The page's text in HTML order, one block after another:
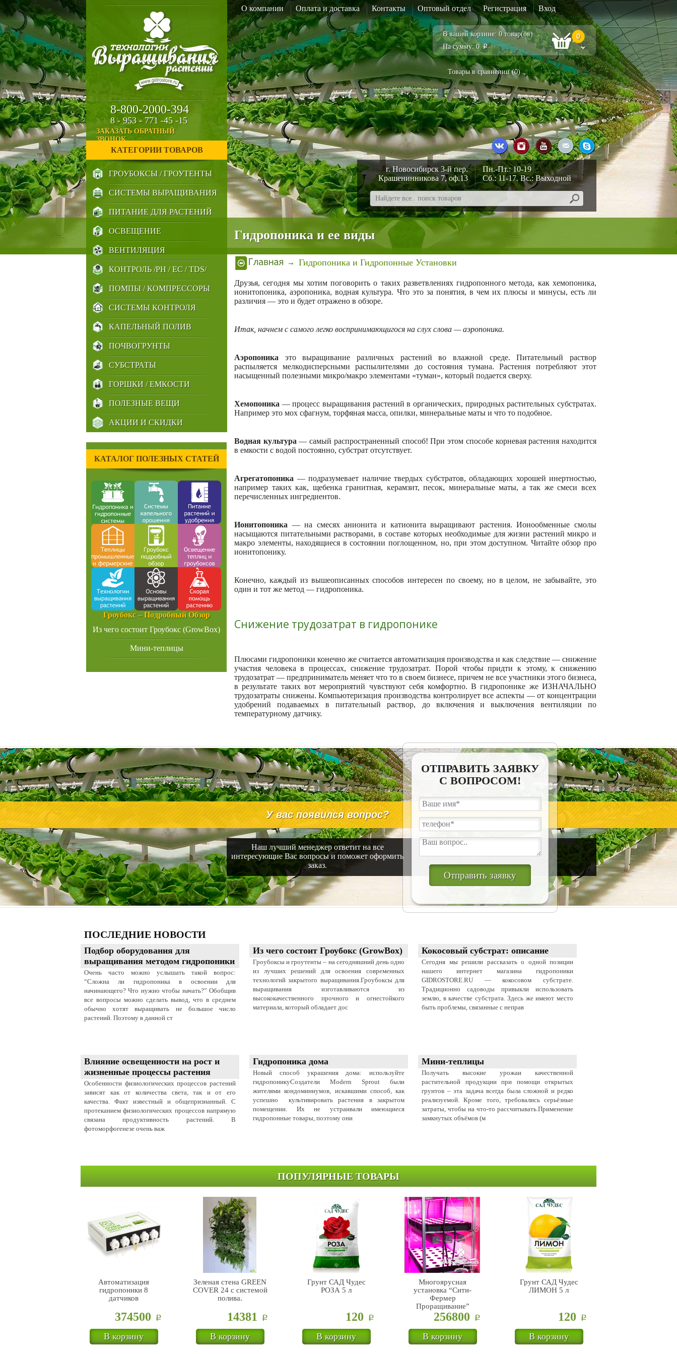
8-800-2000-394
8 - 953 - 771 -45 -15
ЗАКАЗАТЬ ОБРАТНЫЙ
ЗВОНОК
О компании Оплата и доставка Контакты Оптовый отдел Регистрация Вход
В вашей корзине: 0 товар(ов)
На сумму: 0Р
0
Товары в сравнении (0)
г. Новосибирск 3-й пер.
Крашенинникова 7, оф.13
Пн.-Пт.: 10-19
Сб.: 11-17. Вс.: Выходной
КАТЕГОРИИ ТОВАРОВ
ГРОУБОКСЫ / ГРОУТЕНТЫ
СИСТЕМЫ ВЫРАЩИВАНИЯ
ПИТАНИЕ ДЛЯ РАСТЕНИЙ
ОСВЕЩЕНИЕ
ВЕНТИЛЯЦИЯ
КОНТРОЛЬ /PH / EC / TDS/
ПОМПЫ / КОМПРЕССОРЫ
СИСТЕМЫ КОНТРОЛЯ
КАПЕЛЬНЫЙ ПОЛИВ
ПОЧВОГРУНТЫ
СУБСТРАТЫ
ГОРШКИ / ЕМКОСТИ
ПОЛЕЗНЫЕ ВЕЩИ
АКЦИИ И СКИДКИ
КАТАЛОГ ПОЛЕЗНЫХ СТАТЕЙ
Гроубокс – Подробный Обзор
Из чего состоит Гроубокс (GrowBox)
Мини-теплицы
Гидропоника и ее виды
Гидропоника и Гидропонные Установки
Друзья, сегодня мы хотим поговорить о таких разветвлениях гидропонного метода, как хемопоника,
ионитопоника, аэропоника, водная культура. Что это за понятия, в чем их плюсы и минусы, есть ли
различия — это и будет отражено в обзоре.
Итак, начнем с самого легко воспринимающигося на слух слова — аэропоника.
Аэропоника это выращивание различных растений во влажной среде. Питательный раствор
распыляется мелкодисперсными распылителями до состояния тумана. Растения потребляют этот
насыщенный полезными микро/макро элементами «туман», который подается сверху.
Хемопоника — процесс выращивания растений в органических, природных растительных субстратах.
Например это мох сфагнум, торфяная масса, опилки, минеральные маты и что то подобное.
Водная культура — самый распространенный способ! При этом способе корневая растения находится
в емкости с водой постоянно, субстрат отсутствует.
Агрегатопоника — подразумевает наличие твердых субстратов, обладающих хорошей инертностью,
например таких как, щебенка гранитная, керамзит, песок, минеральные маты, а так же смеси всех
перечисленных ингредиентов.
Ионитопоника — на смесях анионита и катионита выращивают растения. Ионообменные смолы
насыщаются питательными растворами, в составе которых необходимые для жизни растений микро и
макро элементы, находящиеся в состоянии поглощенном, но, при этом доступном. Читайте обзор про
ионитопонику.
Конечно, каждый из вышеописанных способов интересен по своему, но в целом, не забывайте, это
один и тот же метод — гидропоника.
Снижение трудозатрат в гидропонике
Плюсами гидропоники конечно же считается автоматизация производства и как следствие — снижение
участия человека в процессах, снижение трудозатрат. Порой чтобы придти к этому, к снижению
трудозатрат — предприниматель меняет что то в своем бизнесе, причем не все участники этого бизнеса,
в результате таких вот мероприятий чувствуют себя комфортно. В гидропонике же ИЗНАЧАЛЬНО
трудозатраты снижены. Компьютеризация производства контролирует все аспекты — от концентрации
удобрений подаваемых в питательный раствор, до включения и выключения вентиляции по
температурному датчику.
У вас появился вопрос?
Наш лучший менеджер ответит на все
интересующие Вас вопросы и поможет оформить
заказ.
ОТПРАВИТЬ ЗАЯВКУ
С ВОПРОСОМ!
Отправить заявку
ПОСЛЕДНИЕ НОВОСТИ
Подбор оборудования для
выращивания методом гидропоники
Очень часто можно услышать такой вопрос:
“Сложна ли гидропоника в освоении для
начинающего? Что нужно чтобы начать?” Обобщив
все вопросы можно сделать вывод, что в среднем
обычно хотят выращивать не большое число
растений. Поэтому в данной ст
Из чего состоит Гроубокс (GrowBox)
Гроубоксы и гроутенты – на сегодняшний день одно
из лучших решений для освоения современных
технологий закрытого выращивания.Гроубоксы для
выращивания изготавливаются из
высококачественного прочного и огнестойкого
материала, который обладает дос
Кокосовый субстрат: описание
Сегодня мы решили рассказать о одной позиции
нашего интернет магазина гидропоники
GIDROSTORE.RU — кокосовом субстрате.
Традиционно садоводы привыкли использовать
землю, в качестве субстрата. Здесь же имеют место
быть проблемы, связанные с неправ
Влияние освещенности на рост и
жизненные процессы растения
Особенности физиологических процессов растений
зависят как от количества света, так и от его
качества. Факт известный и общепризнанный. С
протеканием физиологических процессов напрямую
связана продуктивность растений. В
фотоморфогенезе очень важ
Гидропоника дома
Новый способ украшения дома: используйте
гидропоникуСоздатели Modern Sprout были
жителями кондоминиумов, искавшими способ, как
успешно культивировать растения в закрытом
помещении. Их не устраивали имеющиеся
гидропонные товары, поэтому они
Мини-теплицы
Получать высокие урожаи качественной
растительной продукции при помощи открытых
грунтов – эта задача всегда была сложной и редко
реализуемой. Кроме того, требовались серьёзные
затраты, чтобы на что-то рассчитывать.Применение
замкнутых объёмов (м
ПОПУЛЯРНЫЕ ТОВАРЫ
Автоматизация
гидропоники 8
датчиков
374500 Р
В корзину
Зеленая стена GREEN
COVER 24 с системой
полива.
14381 Р
В корзину
Грунт САД Чудес
РОЗА 5 л
120 Р
В корзину
Многоярусная
установка “Сити-
Фермер
Проращивание”
256800 Р
В корзину
Грунт САД Чудес
ЛИМОН 5 л
120 Р
В корзину